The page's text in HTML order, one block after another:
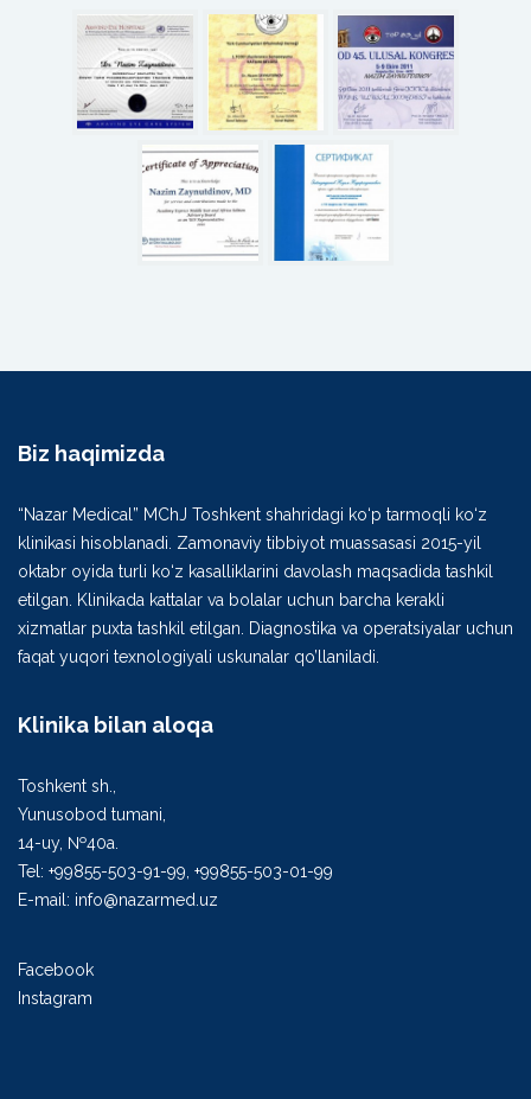
Biz haqimizda
“Nazar Medical” MChJ Toshkent shahridagi ko‘p tarmoqli ko‘z
klinikasi hisoblanadi. Zamonaviy tibbiyot muassasasi 2015-yil
oktabr oyida turli ko‘z kasalliklarini davolash maqsadida tashkil
etilgan. Klinikada kattalar va bolalar uchun barcha kerakli
xizmatlar puxta tashkil etilgan. Diagnostika va operatsiyalar uchun
faqat yuqori texnologiyali uskunalar qo’llaniladi.
Klinika bilan aloqa
Toshkent sh.,
Yunusobod tumani,
14-uy, №40а.
Tel: +99855-503-91-99, +99855-503-01-99
E-mail: info@nazarmed.uz
Facebook
Instagram